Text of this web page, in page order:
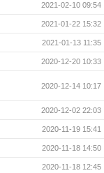
2021-02-10 09:54
2021-01-22 15:32
2021-01-13 11:35
2020-12-20 10:33
2020-12-14 10:17
2020-12-02 22:03
2020-11-19 15:41
2020-11-18 14:50
2020-11-18 12:45